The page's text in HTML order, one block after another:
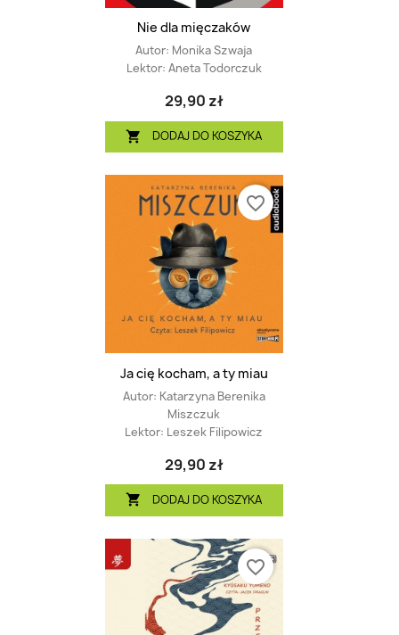
Nie dla mięczaków
Autor: Monika Szwaja
Lektor: Aneta Todorczuk
29,90 zł
 DODAJ DO KOSZYKA
Ja cię kocham, a ty miau
Autor: Katarzyna Berenika
Miszczuk
Lektor: Leszek Filipowicz
29,90 zł
 DODAJ DO KOSZYKA
favorite_border
favorite_border